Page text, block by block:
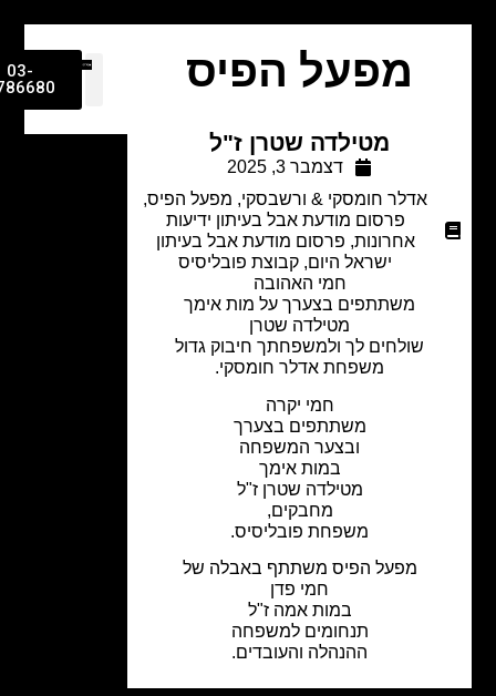
מפעל הפיס
מטילדה שטרן ז"ל
דצמבר 3, 2025
אדלר חומסקי & ורשבסקי,מפעל הפיס,
פרסום מודעת אבל בעיתון ידיעות
אחרונות,פרסום מודעת אבל בעיתון
ישראל היום,קבוצת פובליסיס
חמי האהובה
משתתפים בצערך על מות אימך
מטילדה שטרן
שולחים לך ולמשפחתך חיבוק גדול
משפחת אדלר חומסקי.
חמי יקרה
משתתפים בצערך
ובצער המשפחה
במות אימך
מטילדה שטרן ז"ל
מחבקים,
משפחת פובליסיס.
מפעל הפיס משתתף באבלה של
במות אמה ז"ל
תנחומים למשפחה
ההנהלה והעובדים.
03-
9786680